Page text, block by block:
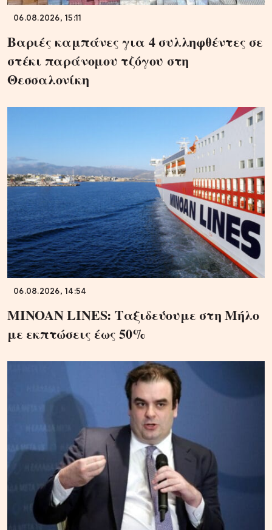
06.08.2026, 15:11
Βαριές καμπάνες για 4 συλληφθέντες σε
στέκι παράνομου τζόγου στη
Θεσσαλονίκη
06.08.2026, 14:54
MINOAN LINES: Ταξιδεύουμε στη Μήλο
με εκπτώσεις έως 50%